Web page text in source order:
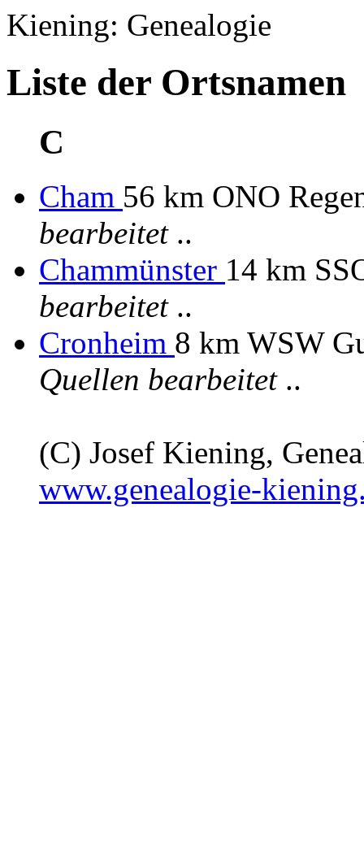
Kiening: Genealogie
Liste der Ortsnamen
C
Cham 56 km ONO
bearbeitet..
Chammünster 14 km
bearbeitet..
Cronheim 8 km WSW
Quellen bearbeitet..
(C) Josef Kiening,
www.genealogie-